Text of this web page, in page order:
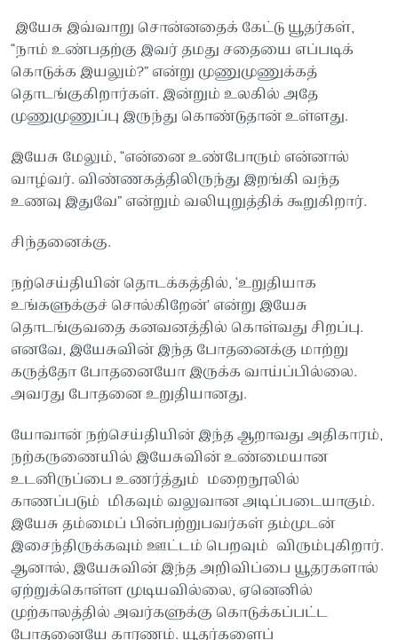
இயேசு இவ்வாறு சொன்னதைக் கேட்டு யூதர்கள்,
“நாம் உண்பதற்கு இவர் தமது சதையை எப்படிக்
கொடுக்க இயலும்?” என்று முணுமுணுக்கத்
தொடங்குகிறார்கள். இன்றும் உலகில் அதே
முணுமுணுப்பு இருந்து கொண்டுதான் உள்ளது.
இயேசு மேலும், “என்னை உண்போரும் என்னால்
வாழ்வர். விண்ணகத்திலிருந்து இறங்கி வந்த
உணவு இதுவே” என்றும் வலியுறுத்திக் கூறுகிறார்.
சிந்தனைக்கு.
நற்செய்தியின் தொடக்கத்தில், ‘உறுதியாக
உங்களுக்குச் சொல்கிறேன்’ என்று இயேசு
தொடங்குவதை கனவனத்தில் கொள்வது சிறப்பு.
எனவே, இயேசுவின் இந்த போதனைக்கு மாற்று
கருத்தோ போதனையோ இருக்க வாய்ப்பில்லை.
அவரது போதனை உறுதியானது.
யோவான் நற்செய்தியின் இந்த ஆறாவது அதிகாரம்,
நற்கருணையில் இயேசுவின் உண்மையான
உடனிருப்பை உணர்த்தும் மறைநூலில்
காணப்படும் மிகவும் வலுவான அடிப்படையாகும்.
இயேசு தம்மைப் பின்பற்றுபவர்கள் தம்முடன்
இசைந்திருக்கவும் ஊட்டம் பெறவும் விரும்புகிறார்.
ஆனால், இயேசுவின் இந்த அறிவிப்பை யூதரகளால்
ஏற்றுக்கொள்ள முடியவில்லை, ஏனெனில்
முற்காலத்தில் அவர்களுக்கு கொடுக்கப்பட்ட
போதனையே காரணம். யூதர்களைப்